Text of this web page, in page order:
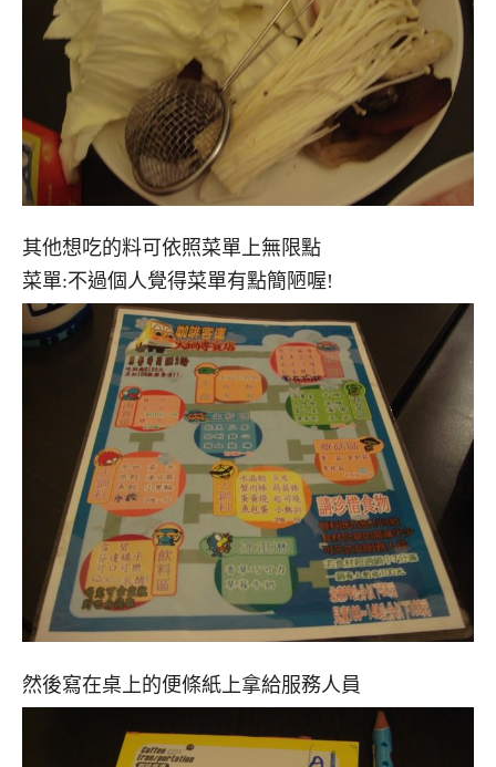
其他想吃的料可依照菜單上無限點
菜單:不過個人覺得菜單有點簡陋喔!
然後寫在桌上的便條紙上拿給服務人員